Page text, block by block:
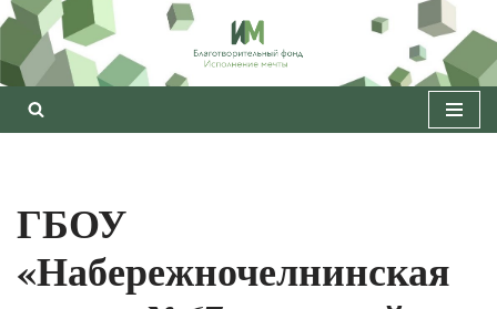
Перейти
к
содержимому
ГБОУ
«Набережночелнинская